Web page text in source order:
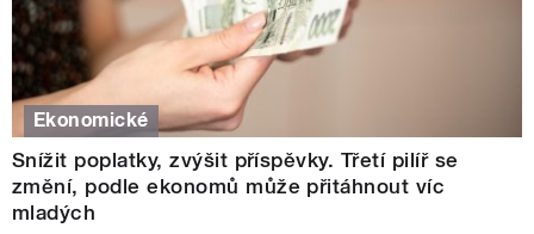
Ekonomické
Snížit poplatky, zvýšit příspěvky. Třetí pilíř se
změní, podle ekonomů může přitáhnout víc
mladých